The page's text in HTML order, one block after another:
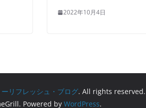
2022年10月4日
リフレッシュ・ブログ. All rights reserved.
Powered by WordPress.